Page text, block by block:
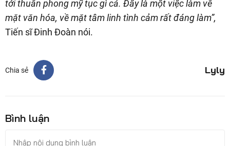
tới thuần phong mỹ tục gì cả. Đây là một việc làm về
mặt văn hóa, về mặt tâm linh tình cảm rất đáng làm”,
Tiến sĩ Đinh Đoàn nói.
Chia sẻ Lyly
Bình luận